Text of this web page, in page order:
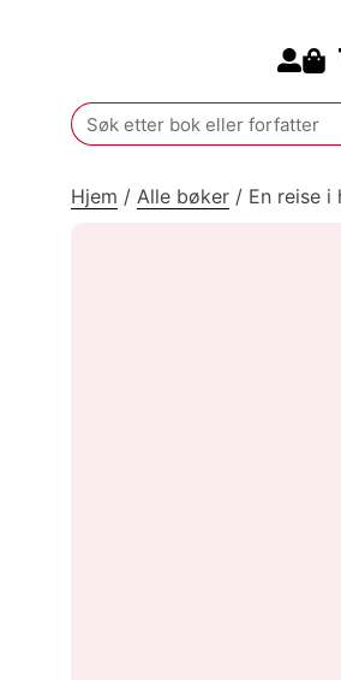
Search
for:
Hjem / Alle bøker / En reise i